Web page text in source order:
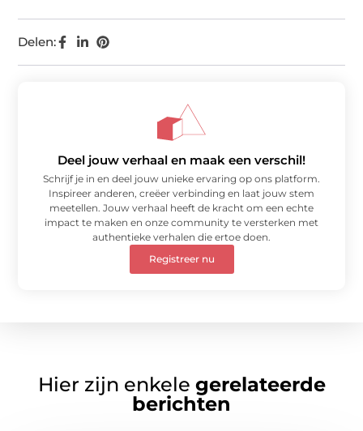
Delen:
Deel jouw verhaal en maak een verschil!
Schrijf je in en deel jouw unieke ervaring op ons platform.
Inspireer anderen, creëer verbinding en laat jouw stem
meetellen. Jouw verhaal heeft de kracht om een echte
impact te maken en onze community te versterken met
authentieke verhalen die ertoe doen.
Registreer nu
Hier zijn enkele gerelateerde
berichten